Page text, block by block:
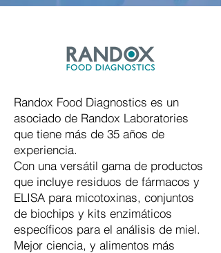
Randox Food Diagnostics es un
asociado de Randox Laboratories
que tiene más de 35 años de
experiencia.
Con una versátil gama de productos
que incluye residuos de fármacos y
ELISA para micotoxinas, conjuntos
de biochips y kits enzimáticos
específicos para el análisis de miel.
Mejor ciencia, y alimentos más